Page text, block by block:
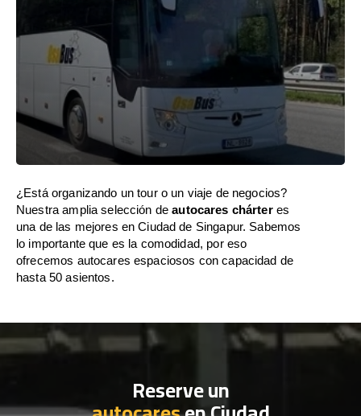
¿Está organizando un tour o un viaje de negocios?
Nuestra amplia selección deautocares chárteres
una de las mejores en Ciudad de Singapur. Sabemos
lo importante que es la comodidad, por eso
ofrecemos autocares espaciosos con capacidad de
hasta 50 asientos.
Reserve un